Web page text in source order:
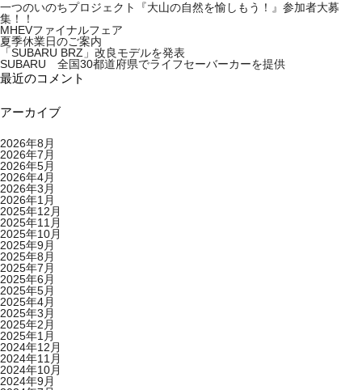
一つのいのちプロジェクト『大山の自然を愉しもう！』参加者大募
集！！
MHEVファイナルフェア
夏季休業日のご案内
「SUBARU BRZ」改良モデルを発表
SUBARU 全国30都道府県でライフセーバーカーを提供
最近のコメント
アーカイブ
2026年8月
2026年7月
2026年5月
2026年4月
2026年3月
2026年1月
2025年12月
2025年11月
2025年10月
2025年9月
2025年8月
2025年7月
2025年6月
2025年5月
2025年4月
2025年3月
2025年2月
2025年1月
2024年12月
2024年11月
2024年10月
2024年9月